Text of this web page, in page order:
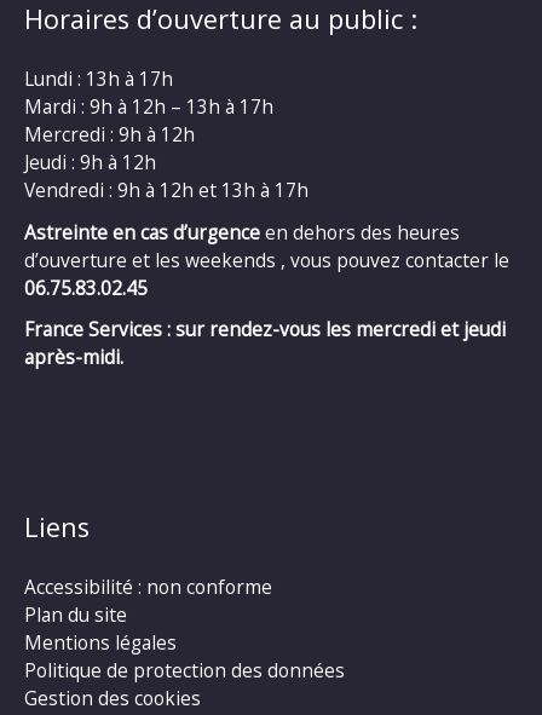
Horaires d’ouverture au public :
Lundi : 13h à 17h
Mardi : 9h à 12h – 13h à 17h
Mercredi : 9h à 12h
Jeudi : 9h à 12h
Vendredi : 9h à 12h et 13h à 17h
Astreinte en cas d’urgenceen dehors des heures
d’ouverture et les weekends , vous pouvez contacter le
06.75.83.02.45
France Services : sur rendez-vous les mercredi et jeudi
après-midi.
Liens
Accessibilité : non conforme
Plan du site
Mentions légales
Politique de protection des données
Gestion des cookies